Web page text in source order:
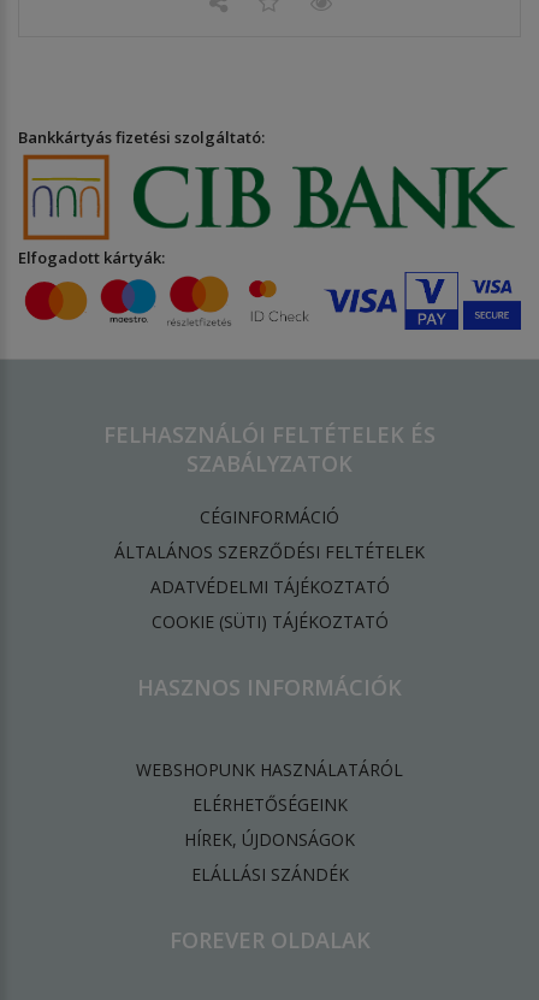
Bankkártyás fizetési szolgáltató:
Elfogadott kártyák:
FELHASZNÁLÓI FELTÉTELEK ÉS
SZABÁLYZATOK
CÉGINFORMÁCIÓ
ÁLTALÁNOS SZERZŐDÉSI FELTÉTELEK
ADATVÉDELMI TÁJÉKOZTATÓ
​COOKIE (SÜTI) TÁJÉKOZTATÓ
HASZNOS INFORMÁCIÓK
WEBSHOPUNK HASZNÁLATÁRÓL
ELÉRHETŐSÉGEINK
HÍREK, ÚJDONSÁGOK
ELÁLLÁSI SZÁNDÉK
FOREVER OLDALAK